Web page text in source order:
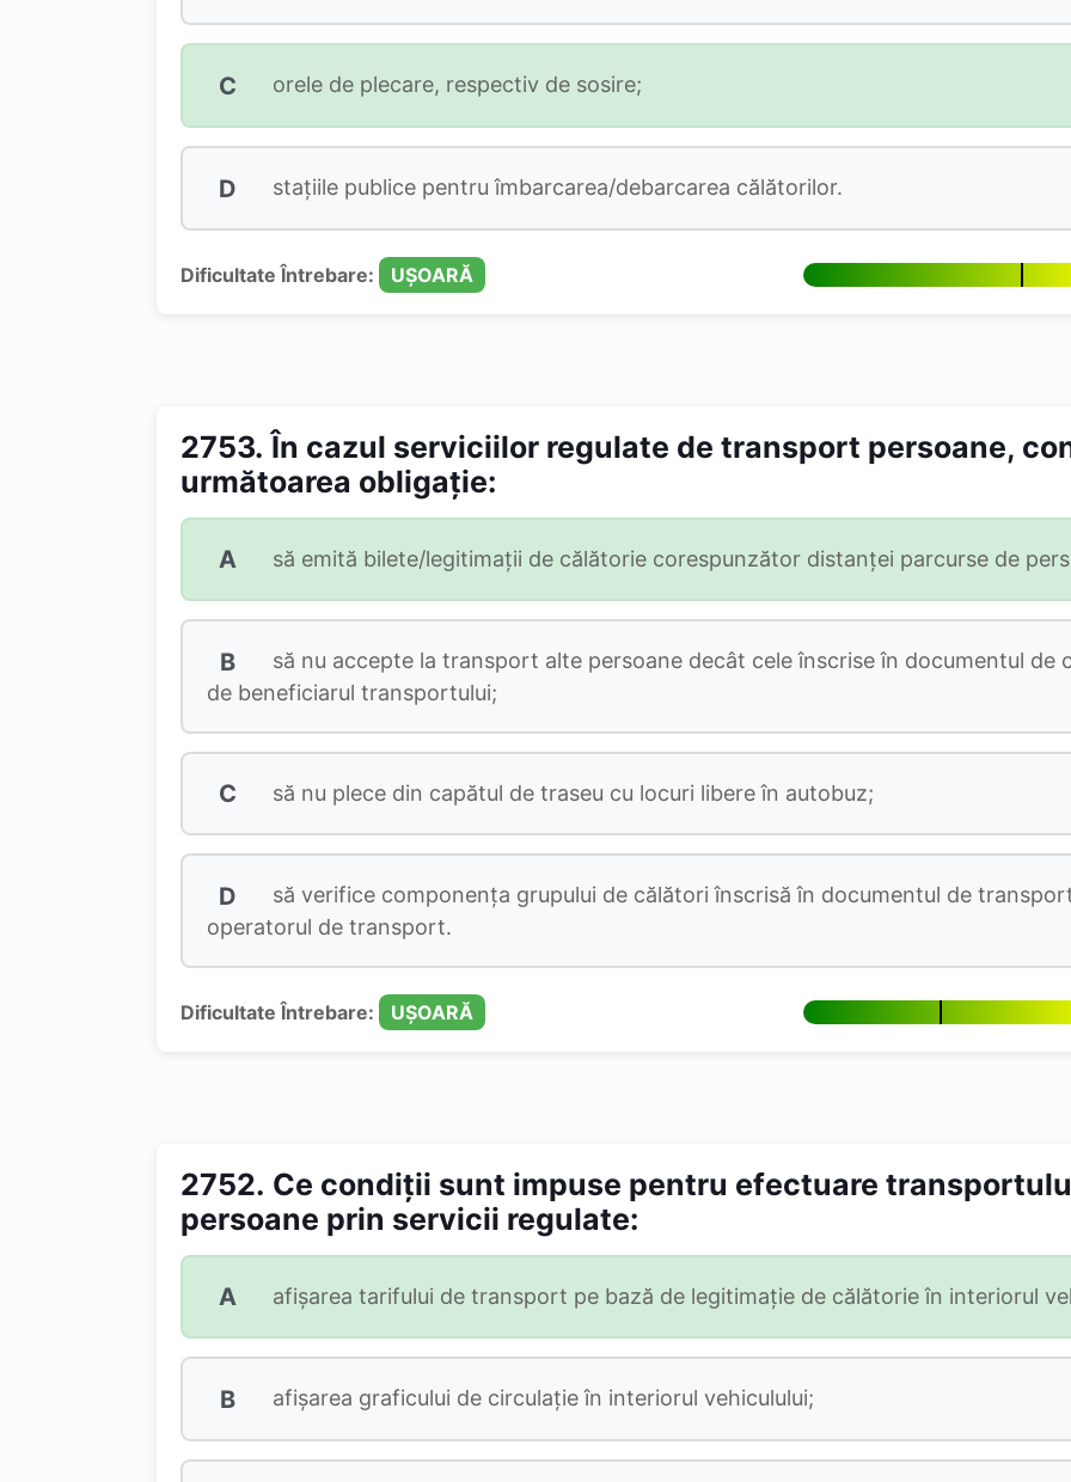
C orele de plecare, respectiv de sosire;
D staţiile publice pentru îmbarcarea/debarcarea călătorilor.
Dificultate Întrebare: UȘOARĂ
2753. În cazul serviciilor regulate de transport persoane,
următoarea obligaţie:
A să emită bilete/legitimaţii de călătorie corespunzător distanţei parcurse de
B
să nu accepte la transport alte persoane decât cele înscrise în documentul de
de beneficiarul transportului;
C să nu plece din capătul de traseu cu locuri libere în autobuz;
D
să verifice componenţa grupului de călători înscrisă în documentul de
operatorul de transport.
Dificultate Întrebare: UȘOARĂ
2752. Ce condiţii sunt impuse pentru efectuare
persoane prin servicii regulate:
A afişarea tarifului de transport pe bază de legitimaţie de călătorie în interiorul
B afişarea graficului de circulaţie în interiorul vehiculului;